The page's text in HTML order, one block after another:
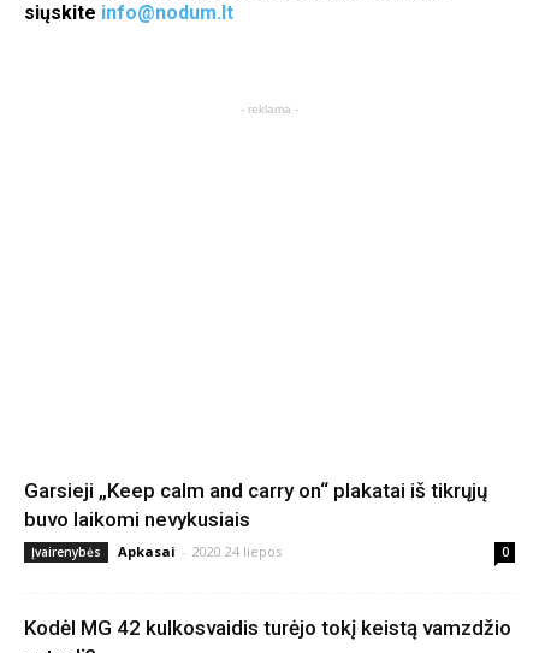
siųskite info@nodum.lt
- reklama -
Garsieji „Keep calm and carry on“ plakatai iš tikrųjų
buvo laikomi nevykusiais
Įvairenybės Apkasai - 2020 24 liepos 0
Kodėl MG 42 kulkosvaidis turėjo tokį keistą vamzdžio